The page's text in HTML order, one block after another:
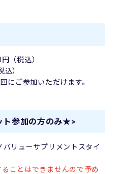
円（税込）
込）
にご参加いただけます。
ト参加の方のみ★>
リューサプリメントスタイ
ことはできませんので予め